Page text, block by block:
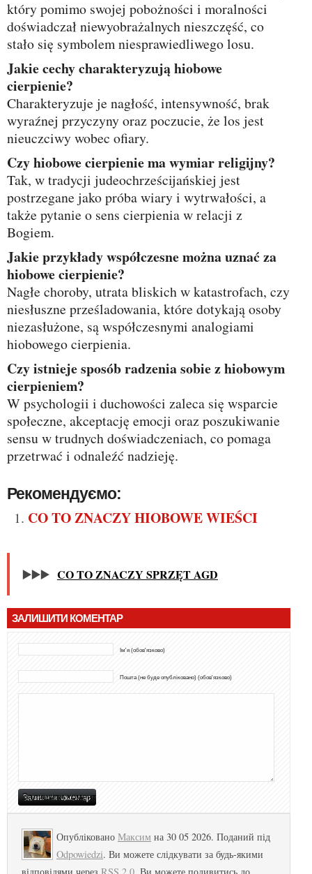
który pomimo swojej pobożności i moralności
doświadczał niewyobrażalnych nieszczęść, co
stało się symbolem niesprawiedliwego losu.
Jakie cechy charakteryzują hiobowe
cierpienie?
Charakteryzuje je nagłość, intensywność, brak
wyraźnej przyczyny oraz poczucie, że los jest
nieuczciwy wobec ofiary.
Czy hiobowe cierpienie ma wymiar religijny?
Tak, w tradycji judeochrześcijańskiej jest
postrzegane jako próba wiary i wytrwałości, a
także pytanie o sens cierpienia w relacji z
Bogiem.
Jakie przykłady współczesne można uznać za
hiobowe cierpienie?
Nagłe choroby, utrata bliskich w katastrofach, czy
niesłuszne prześladowania, które dotykają osoby
niezasłużone, są współczesnymi analogiami
hiobowego cierpienia.
Czy istnieje sposób radzenia sobie z hiobowym
cierpieniem?
W psychologii i duchowości zaleca się wsparcie
społeczne, akceptację emocji oraz poszukiwanie
sensu w trudnych doświadczeniach, co pomaga
przetrwać i odnaleźć nadzieję.
Рекомендуємо:
CO TO ZNACZY HIOBOWE WIEŚCI
▶️▶️▶️ CO TO ZNACZY SPRZĘT AGD
ЗАЛИШИТИ КОМЕНТАР
Ім'я (обов'язково)
Пошта (не буде опубліковано) (обов'язково)
Опубліковано Максим на 30 05 2026. Поданий під
Odpowiedzi. Ви можете слідкувати за будь-якими